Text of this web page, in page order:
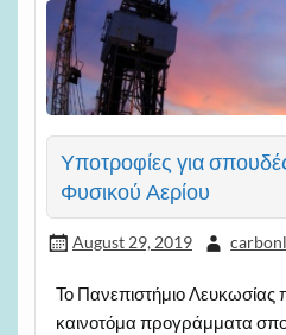
Υποτροφίες για
Φυσικού Αερίου
August 29, 2019
Το Πανεπιστήμιο Λευκωσίας
καινοτόμα προγράμματα